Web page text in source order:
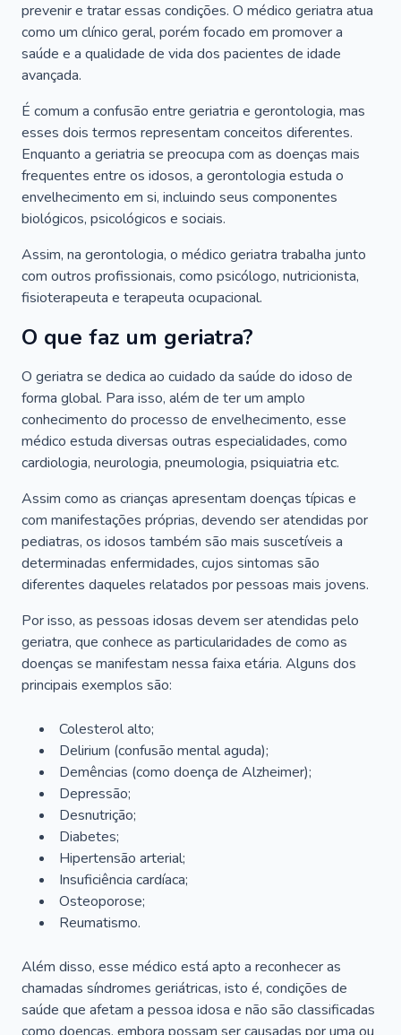
prevenir e tratar essas condições. O médico geriatra atua
como um clínico geral, porém focado em promover a
saúde e a qualidade de vida dos pacientes de idade
avançada.
É comum a confusão entre geriatria e gerontologia, mas
esses dois termos representam conceitos diferentes.
Enquanto a geriatria se preocupa com as doenças mais
frequentes entre os idosos, a gerontologia estuda o
envelhecimento em si, incluindo seus componentes
biológicos, psicológicos e sociais.
Assim, na gerontologia, o médico geriatra trabalha junto
com outros profissionais, como psicólogo, nutricionista,
fisioterapeuta e terapeuta ocupacional.
O que faz um geriatra?
O geriatra se dedica ao cuidado da saúde do idoso de
forma global. Para isso, além de ter um amplo
conhecimento do processo de envelhecimento, esse
médico estuda diversas outras especialidades, como
cardiologia, neurologia, pneumologia, psiquiatria etc.
Assim como as crianças apresentam doenças típicas e
com manifestações próprias, devendo ser atendidas por
pediatras, os idosos também são mais suscetíveis a
determinadas enfermidades, cujos sintomas são
diferentes daqueles relatados por pessoas mais jovens.
Por isso, as pessoas idosas devem ser atendidas pelo
geriatra, que conhece as particularidades de como as
doenças se manifestam nessa faixa etária. Alguns dos
principais exemplos são:
Colesterol alto;
Delirium (confusão mental aguda);
Demências (como doença de Alzheimer);
Depressão;
Desnutrição;
Diabetes;
Hipertensão arterial;
Insuficiência cardíaca;
Osteoporose;
Reumatismo.
Além disso, esse médico está apto a reconhecer as
chamadas síndromes geriátricas, isto é, condições de
saúde que afetam a pessoa idosa e não são classificadas